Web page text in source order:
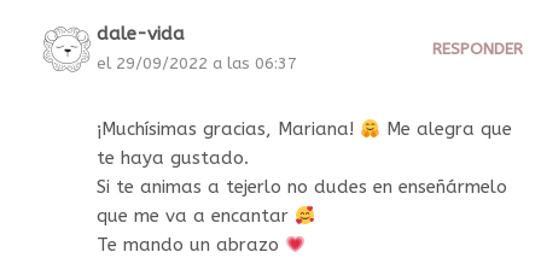
dale-vida
el 29/09/2022 a las 06:37
RESPONDER
¡Muchísimas gracias, Mariana!
Me alegra que
te haya gustado.
Si te animas a tejerlo no dudes en enseñármelo
que me va a encantar
Te mando un abrazo